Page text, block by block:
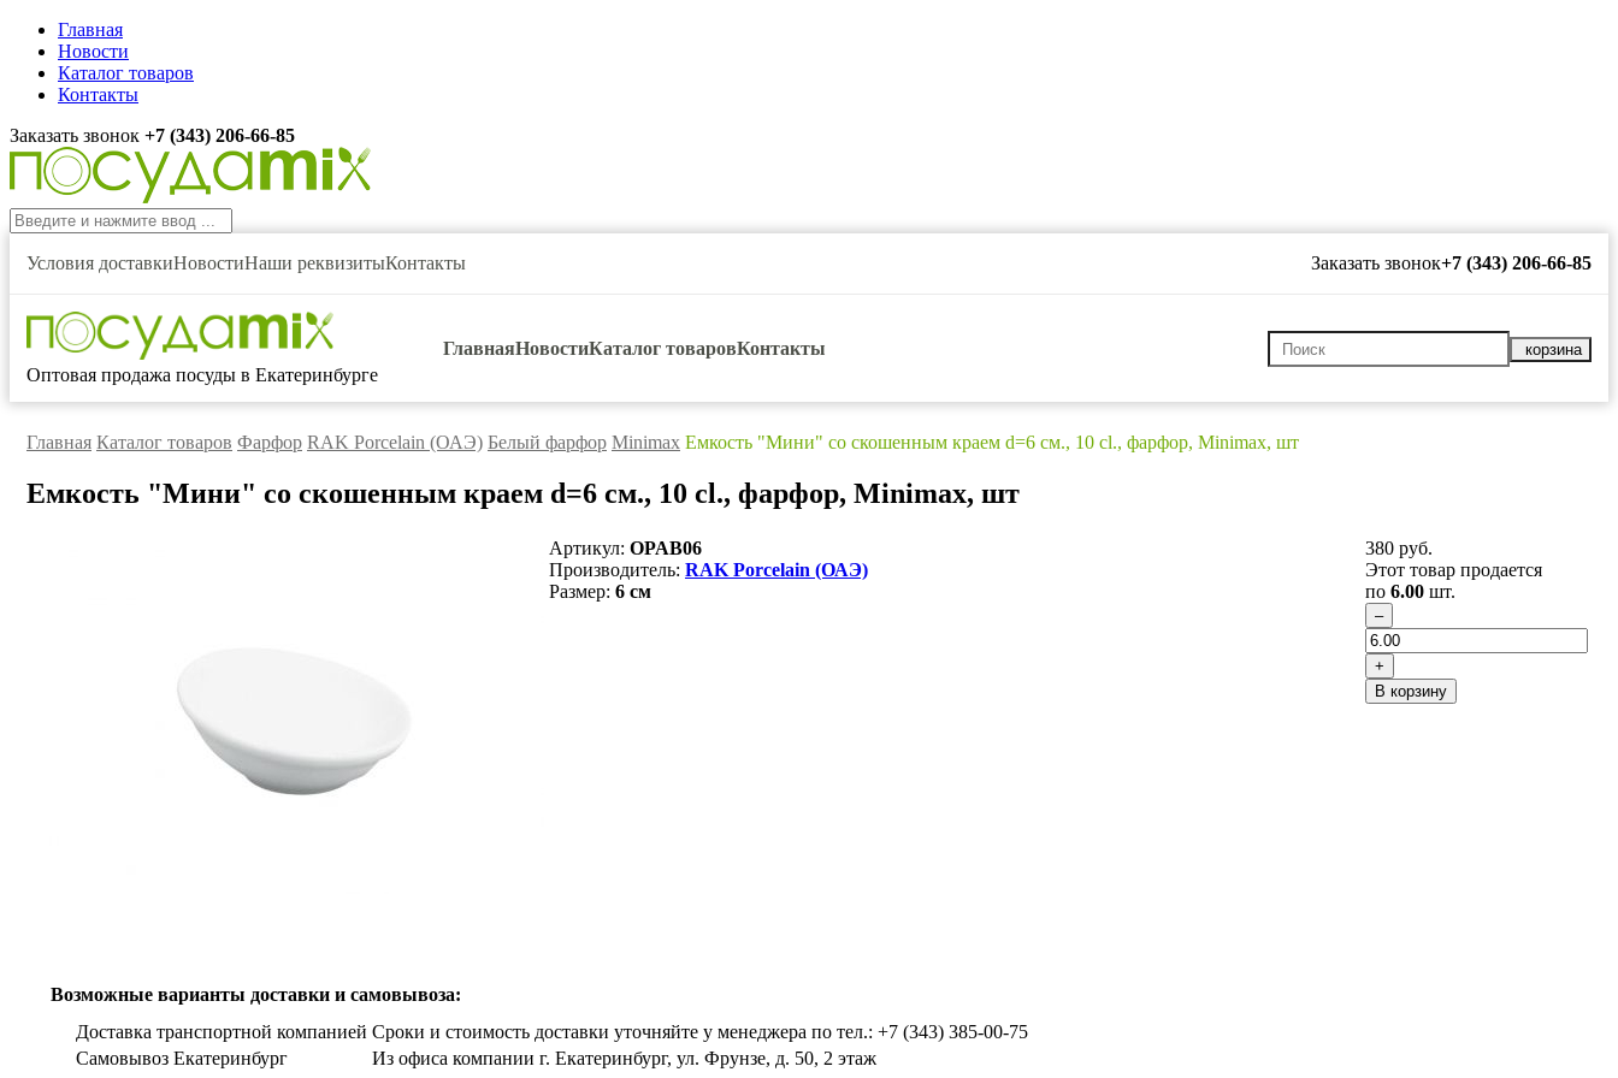
Главная
Новости
Каталог товаров
Контакты
Заказать звонок +7 (343) 206-66-85
Условия доставкиНовостиНаши реквизитыКонтакты Заказать звонок+7 (343) 206-66-85
Оптовая продажа посуды в Екатеринбурге
ГлавнаяНовостиКаталог товаровКонтакты корзина
Главная Каталог товаров Фарфор RAK Porcelain (ОАЭ) Белый фарфор Minimax Емкость "Мини" со скошенным краем d=6 см., 10 cl., фарфор, Minimax, шт
Емкость "Мини" со скошенным краем d=6 см., 10 cl., фарфор, Minimax, шт
Артикул: OPAB06
Производитель: RAK Porcelain (ОАЭ)
Размер: 6 см
380 руб.
Этот товар продается
по 6.00 шт.
В корзину
Возможные варианты доставки и самовывоза:
Доставка транспортной компанией Сроки и стоимость доставки уточняйте у менеджера по тел.: +7 (343) 385-00-75
Самовывоз Екатеринбург
Из офиса компании г. Екатеринбург, ул. Фрунзе, д. 50, 2 этаж